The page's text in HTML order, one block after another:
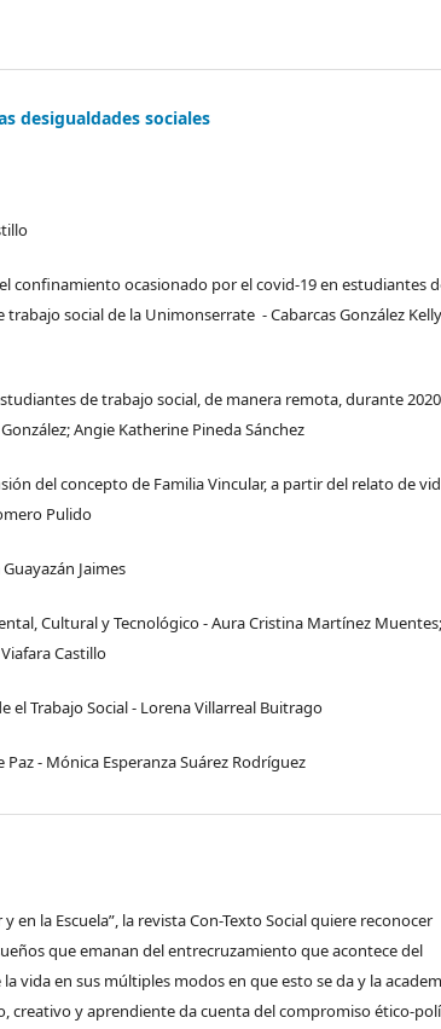
desigualdades sociales
confinamiento ocasionado por el covid-19 en estudiantes
social de la Unimonserrate - Cabarcas González
de trabajo social, de manera remota, durante
Angie Katherine Pineda Sánchez
del concepto de Familia Vincular, a partir del relato de
Pulido
Jaimes
Cultural y Tecnológico - Aura Cristina Martínez Muentes;
Castillo
Trabajo Social - Lorena Villarreal Buitrago
- Mónica Esperanza Suárez Rodríguez
y en la Escuela”, la revista Con-Texto Social quiere reconocer
que emanan del entrecruzamiento que acontece del
vida en sus múltiples modos en que esto se da y la
creativo y aprendiente da cuenta del compromiso ético-